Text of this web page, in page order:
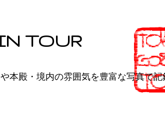
TOUR
本殿・境内の雰囲気を豊富な写真で記